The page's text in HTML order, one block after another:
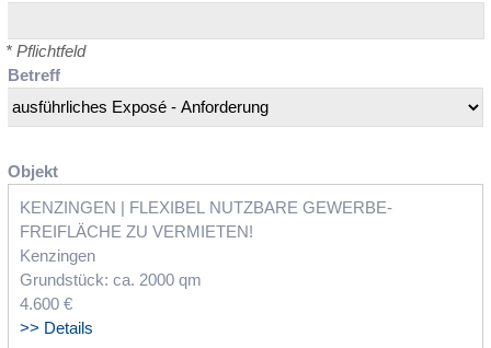
* Pflichtfeld
Betreff
Objekt
KENZINGEN | FLEXIBEL NUTZBARE GEWERBE-
FREIFLÄCHE ZU VERMIETEN!
Kenzingen
Grundstück: ca. 2000 qm
4.600 €
>> Details